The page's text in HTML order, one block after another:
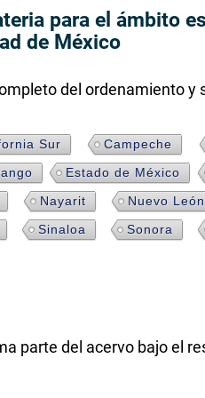
para el ámbito
de México
del ordenamiento y
Sur
Campeche
Estado de México
Nayarit
Nuevo León
Sinaloa
Sonora
parte del acervo bajo el